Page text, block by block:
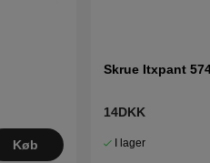
Køb
Skrue Itxpant
14DKK
I lager